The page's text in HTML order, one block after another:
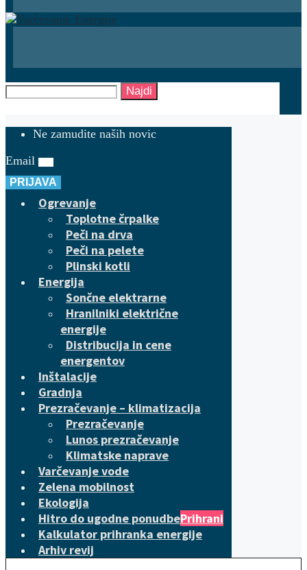
Najdi
Ne zamudite naših novic
Email
PRIJAVA
Ogrevanje
Toplotne črpalke
Peči na drva
Peči na pelete
Plinski kotli
Energija
Sončne elektrarne
Hranilniki električne
energije
Distribucija in cene
energentov
Inštalacije
Gradnja
Prezračevanje – klimatizacija
Prezračevanje
Lunos prezračevanje
Klimatske naprave
Varčevanje vode
Zelena mobilnost
Ekologija
Hitro do ugodne ponudbePrihrani
Kalkulator prihranka energije
Arhiv revij